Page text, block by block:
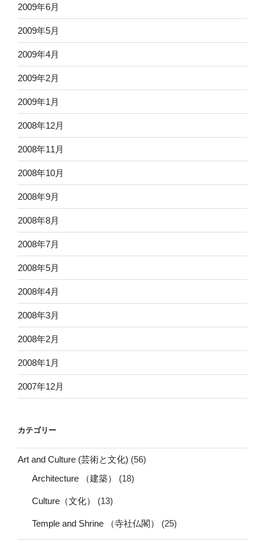
2009年6月
2009年5月
2009年4月
2009年2月
2009年1月
2008年12月
2008年11月
2008年10月
2008年9月
2008年8月
2008年7月
2008年5月
2008年4月
2008年3月
2008年2月
2008年1月
2007年12月
カテゴリー
Art and Culture (芸術と文化) (56)
Architecture （建築）
(18)
Culture（文化） (13)
Temple and Shrine （寺社仏閣） (25)